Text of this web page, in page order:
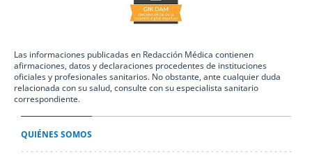
Las informaciones publicadas en Redacción Médica contienen
afirmaciones, datos y declaraciones procedentes de instituciones
oficiales y profesionales sanitarios. No obstante, ante cualquier duda
relacionada con su salud, consulte con su especialista sanitario
correspondiente.
QUIÉNES SOMOS